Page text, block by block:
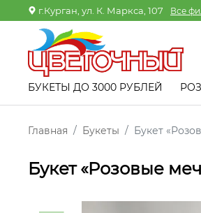
г.Курган, ул. К. Маркса, 107 Все
БУКЕТЫ ДО 3000 РУБЛЕЙ
Главная Букеты Букет
Букет «Розовые